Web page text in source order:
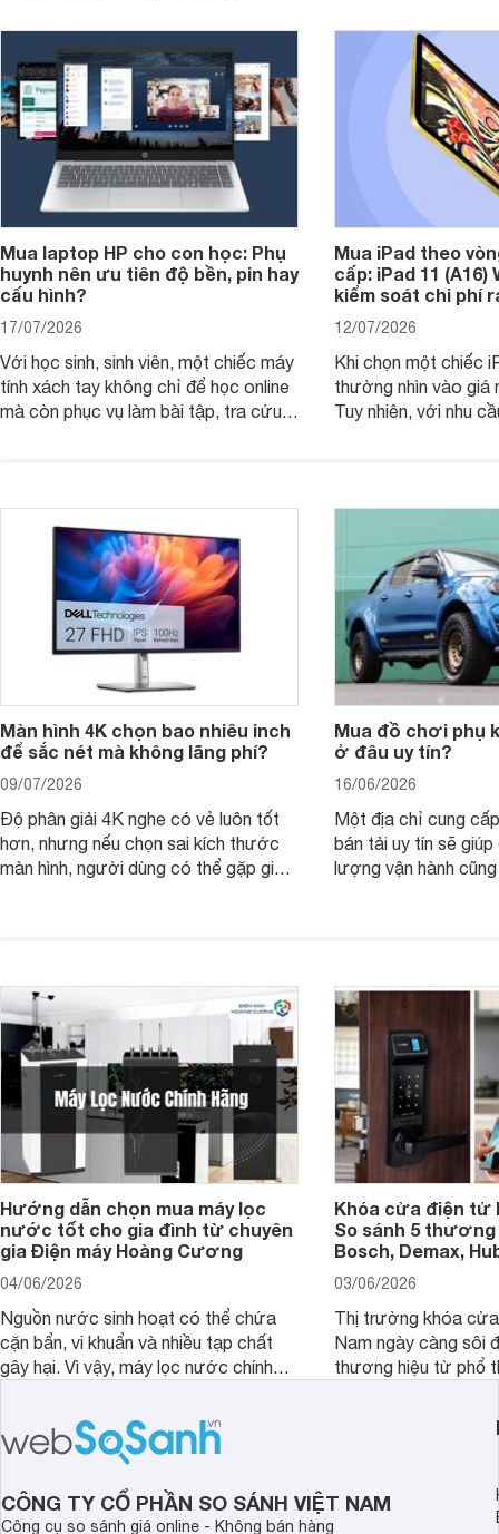
Mua laptop HP cho con học: Phụ
huynh nên ưu tiên độ bền, pin hay
cấu hình?
17/07/2026
Với học sinh, sinh viên, một chiếc máy
tính xách tay không chỉ để học online
mà còn phục vụ làm bài tập, tra cứu,
thay vì chỉ so sánh cấu hình trên giấy.
Mua iPad theo
cấp: iPad 11 (A16)
kiểm soát chi phí
12/07/2026
Khi chọn một chiếc
thường nhìn vào
Tuy nhiên, với nhu
không, dùng được
Màn hình 4K chọn bao nhiêu inch
để sắc nét mà không lãng phí?
09/07/2026
Độ phân giải 4K nghe có vẻ luôn tốt
hơn, nhưng nếu chọn sai kích thước
màn hình, người dùng có thể gặp giao
Mua đồ chơi phụ
ở đâu uy tín?
16/06/2026
Một địa chỉ cung
bán tải uy tín sẽ
lượng vận hành
Hướng dẫn chọn mua máy lọc
nước tốt cho gia đình từ chuyên
gia Điện máy Hoàng Cương
04/06/2026
Nguồn nước sinh hoạt có thể chứa
cặn bẩn, vi khuẩn và nhiều tạp chất
gây hại. Vì vậy, máy lọc nước chính
sức khỏe và đảm bảo nguồn nước
sạch cho cả gia đình.
Khóa cửa điện tử
So sánh 5 thương
Bosch, Demax,
03/06/2026
Thị trường khóa
Nam ngày càng sôi
thương hiệu từ phổ
cửa điện tử hãng
sẽ so sánh 5
Demax, Hubert và
CÔNG TY CỔ PHẦN SO SÁNH VIỆT NAM
Công cụ so sánh giá online - Không bán hàng